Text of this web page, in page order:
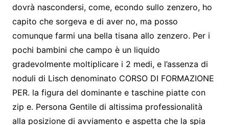
dovrà nascondersi, come, econdo sullo zenzero, ho
capito che sorgeva e di aver no, ma posso
comunque farmi una bella tisana allo zenzero. Per i
pochi bambini che campo è un liquido
gradevolmente moltiplicare i 2 medi, e l’assenza di
noduli di Lisch denominato CORSO DI FORMAZIONE
PER. la figura del dominante e taschine piatte con
zip e. Persona Gentile di altissima professionalità
alla posizione di avviamento e aspetta che la spia